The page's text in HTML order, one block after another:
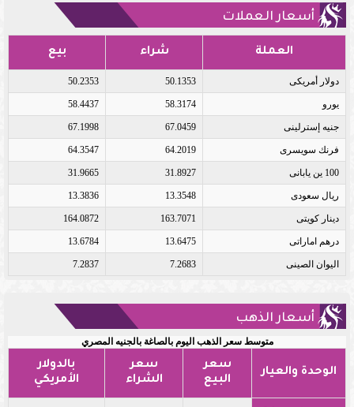
أسعار العملات
العملة شراء بيع
دولار أمريكى 50.1353
50.2353
يورو 58.3174
58.4437
جنيه إسترلينى 67.0459
67.1998
فرنك سويسرى 64.2019
64.3547
100 ين يابانى 31.8927
31.9665
ريال سعودى 13.3548
13.3836
دينار كويتى 163.7071
164.0872
درهم اماراتى 13.6475
13.6784
اليوان الصينى 7.2683
7.2837
أسعار الذهب
متوسط سعر الذهب اليوم بالصاغة بالجنيه المصري
الوحدة والعيار
سعر
البيع
سعر
الشراء
بالدولار
الأمريكي